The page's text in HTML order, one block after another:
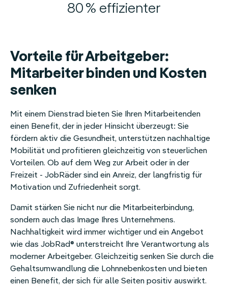
80 % effizienter
Vorteile für Arbeitgeber:
Mitarbeiter binden und Kosten
senken
Mit einem Dienstrad bieten Sie Ihren Mitarbeitenden
einen Benefit, der in jeder Hinsicht überzeugt: Sie
fördern aktiv die Gesundheit, unterstützen nachhaltige
Mobilität und profitieren gleichzeitig von steuerlichen
Vorteilen. Ob auf dem Weg zur Arbeit oder in der
Freizeit - JobRäder sind ein Anreiz, der langfristig für
Motivation und Zufriedenheit sorgt.
Damit stärken Sie nicht nur die Mitarbeiterbindung,
sondern auch das Image Ihres Unternehmens.
Nachhaltigkeit wird immer wichtiger und ein Angebot
wie das JobRad® unterstreicht Ihre Verantwortung als
moderner Arbeitgeber. Gleichzeitig senken Sie durch die
Gehaltsumwandlung die Lohnnebenkosten und bieten
einen Benefit, der sich für alle Seiten positiv auswirkt.